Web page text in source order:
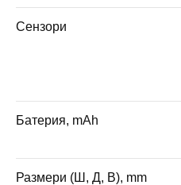
Сензори
Батерия, mAh
Размери (Ш, Д, В), mm